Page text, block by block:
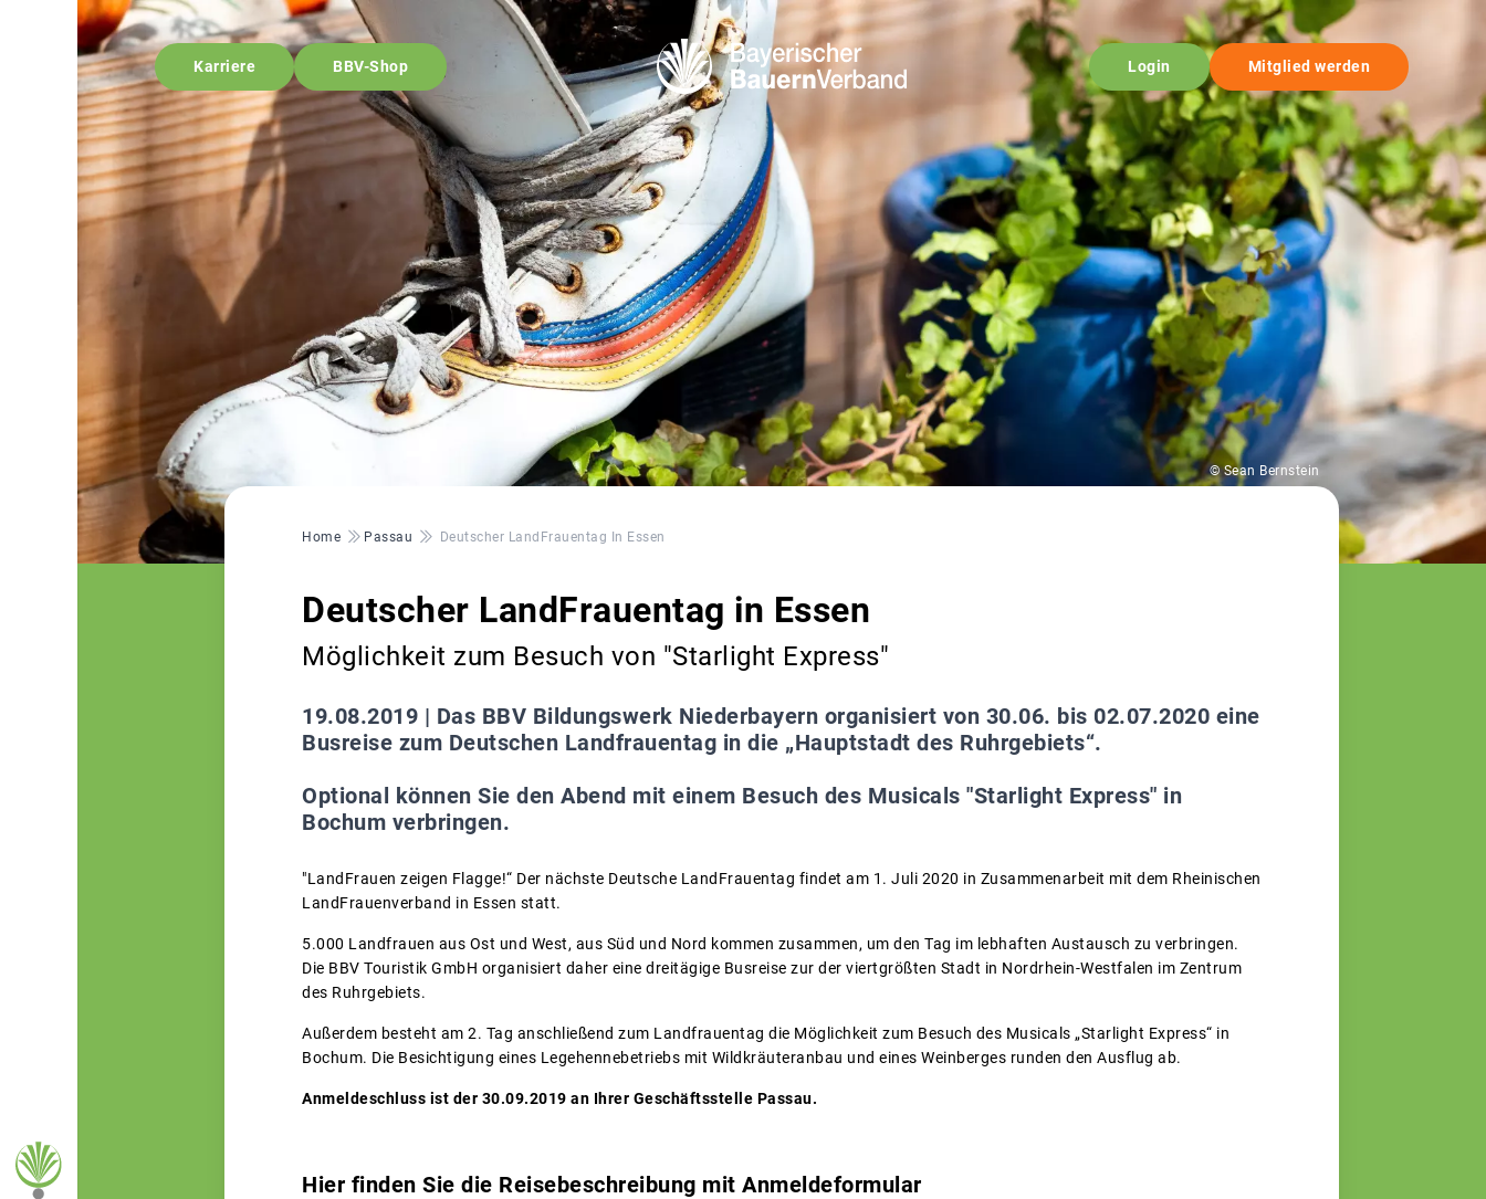
Karriere BBV-Shop Login Mitglied werden
© Sean Bernstein
Pfadnavigation
Home Passau Deutscher LandFrauentag In Essen
Deutscher LandFrauentag in Essen
Möglichkeit zum Besuch von "Starlight Express"
19.08.2019 | Das BBV Bildungswerk Niederbayern organisiert von 30.06. bis 02.07.2020 eine
Busreise zum Deutschen Landfrauentag in die „Hauptstadt des Ruhrgebiets“.
Optional können Sie den Abend mit einem Besuch des Musicals "Starlight Express" in
Bochum verbringen.
"LandFrauen zeigen Flagge!“ Der nächste Deutsche LandFrauentag findet am 1. Juli 2020 in Zusammenarbeit mit dem Rheinischen
LandFrauenverband in Essen statt.
5.000 Landfrauen aus Ost und West, aus Süd und Nord kommen zusammen, um den Tag im lebhaften Austausch zu verbringen.
Die BBV Touristik GmbH organisiert daher eine dreitägige Busreise zur der viertgrößten Stadt in Nordrhein-Westfalen im Zentrum
des Ruhrgebiets.
Außerdem besteht am 2. Tag anschließend zum Landfrauentag die Möglichkeit zum Besuch des Musicals „Starlight Express“ in
Bochum. Die Besichtigung eines Legehennebetriebs mit Wildkräuteranbau und eines Weinberges runden den Ausflug ab.
Anmeldeschluss ist der 30.09.2019 an Ihrer Geschäftsstelle Passau.
Hier finden Sie die Reisebeschreibung mit Anmeldeformular